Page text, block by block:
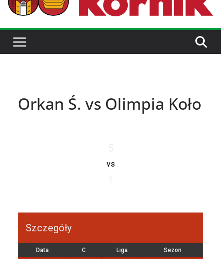
Orkan Ś. vs Olimpia Koło
vs
Szczegóły
Data C Liga Sezon